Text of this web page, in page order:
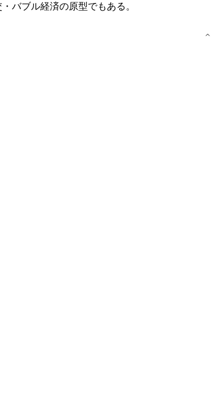
バブル経済の原型でもある。